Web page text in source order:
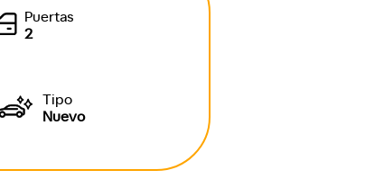
Puertas
2
Tipo
Nuevo